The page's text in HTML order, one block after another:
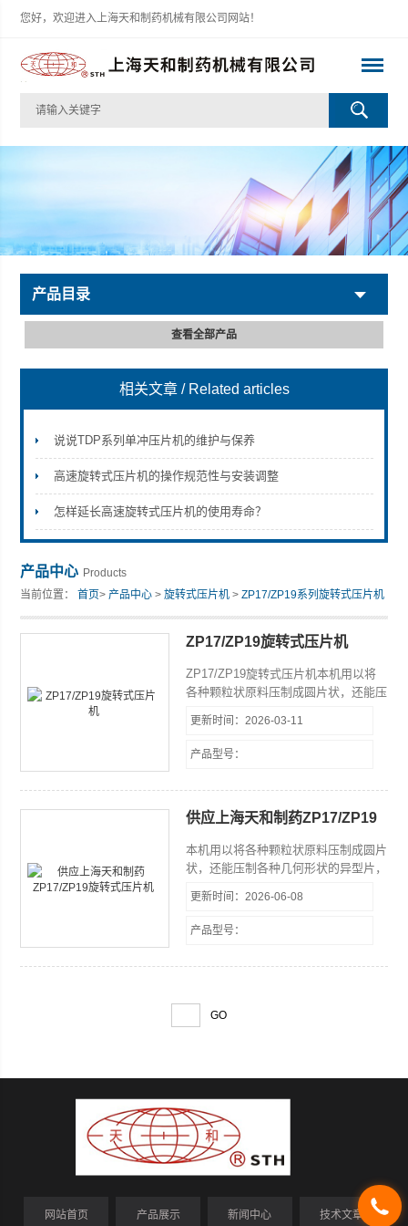
您好，欢迎进入上海天和制药机械有限公司网站！
上海天和制药机械有限公司
产品目录
查看全部产品
相关文章 / Related articles
说说TDP系列单冲压片机的维护与保养
高速旋转式压片机的操作规范性与安装调整
怎样延长高速旋转式压片机的使用寿命？
产品中心 Products
当前位置：首页>产品中心 >旋转式压片机 >ZP17/ZP19系列旋转式压片机
ZP17/ZP19旋转式压片机
ZP17/ZP19旋转式压片机本机用以将
各种颗粒状原料压制成圆片状，还能压
批量生产。其特点是转盘上可装
19（17）付冲模，旋转一周即可压制
更新时间：2026-03-11
产品型号：
供应上海天和制药ZP17/ZP19
本机用以将各种颗粒状原料压制成圆片
状，还能压制各种几何形状的异型片，
可装19（17）付冲模，旋转一周即可
压制19（17）片。压片时转盘速度、
避免粘结堵塞，并可回收原料重新使
更新时间：2026-06-08
产品型号：
网站首页 产品展示 新闻中心 技术文章